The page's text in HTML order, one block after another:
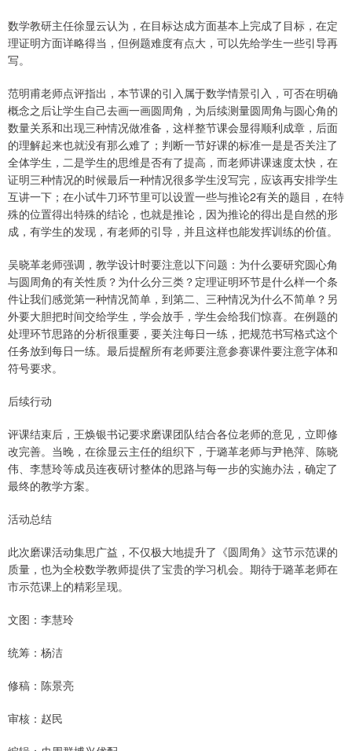
数学教研主任徐显云认为，在目标达成方面基本上完成了目标，在定
理证明方面详略得当，但例题难度有点大，可以先给学生一些引导再
写。
范明甫老师点评指出，本节课的引入属于数学情景引入，可否在明确
概念之后让学生自己去画一画圆周角，为后续测量圆周角与圆心角的
数量关系和出现三种情况做准备，这样整节课会显得顺利成章，后面
的理解起来也就没有那么难了；判断一节好课的标准一是是否关注了
全体学生，二是学生的思维是否有了提高，而老师讲课速度太快，在
证明三种情况的时候最后一种情况很多学生没写完，应该再安排学生
互讲一下；在小试牛刀环节里可以设置一些与推论2有关的题目，在特
殊的位置得出特殊的结论，也就是推论，因为推论的得出是自然的形
成，有学生的发现，有老师的引导，并且这样也能发挥训练的价值。
吴晓革老师强调，教学设计时要注意以下问题：为什么要研究圆心角
与圆周角的有关性质？为什么分三类？定理证明环节是什么样一个条
件让我们感觉第一种情况简单，到第二、三种情况为什么不简单？另
外要大胆把时间交给学生，学会放手，学生会给我们惊喜。在例题的
处理环节思路的分析很重要，要关注每日一练，把规范书写格式这个
任务放到每日一练。最后提醒所有老师要注意参赛课件要注意字体和
符号要求。
后续行动
评课结束后，王焕银书记要求磨课团队结合各位老师的意见，立即修
改完善。当晚，在徐显云主任的组织下，于璐革老师与尹艳萍、陈晓
伟、李慧玲等成员连夜研讨整体的思路与每一步的实施办法，确定了
最终的教学方案。
活动总结
此次磨课活动集思广益，不仅极大地提升了《圆周角》这节示范课的
质量，也为全校数学教师提供了宝贵的学习机会。期待于璐革老师在
市示范课上的精彩呈现。
文图：李慧玲
统筹：杨洁
修稿：陈景亮
审核：赵民